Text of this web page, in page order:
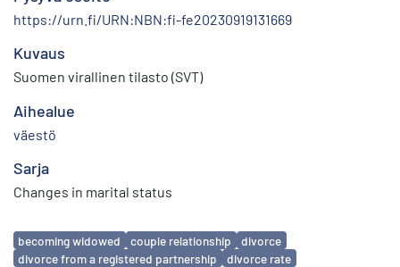
https://urn.fi/URN:NBN:fi-fe20230919131669
Kuvaus
Suomen virallinen tilasto (SVT)
Aihealue
väestö
Sarja
Changes in marital status
Avainsanat
becoming widowed couple relationship
divorce
divorce from a registered partnership
divorce rate